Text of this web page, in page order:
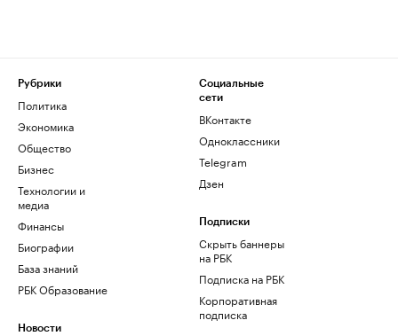
Рубрики
Политика
Экономика
Общество
Бизнес
Технологии и
медиа
Финансы
Биографии
База знаний
РБК Образование
Новости
Социальные
сети
ВКонтакте
Одноклассники
Telegram
Дзен
Подписки
Скрыть баннеры
на РБК
Подписка на РБК
Корпоративная
подписка